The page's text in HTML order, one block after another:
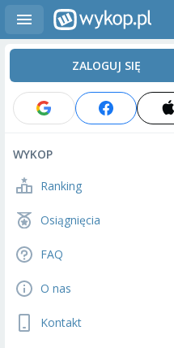
ZALOGUJ SIĘ
WYKOP
Ranking
Osiągnięcia
FAQ
O nas
Kontakt